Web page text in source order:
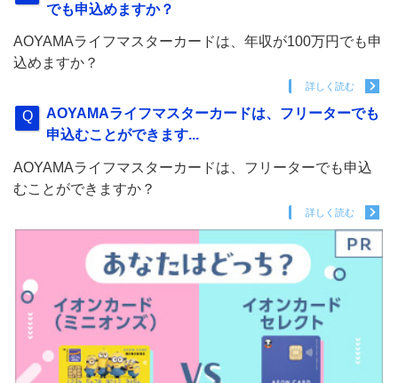
でも申込めますか？
AOYAMAライフマスターカードは、年収が100万円でも申
込めますか？
詳しく読む
AOYAMAライフマスターカードは、フリーターでも
申込むことができます...
AOYAMAライフマスターカードは、フリーターでも申込
むことができますか？
詳しく読む